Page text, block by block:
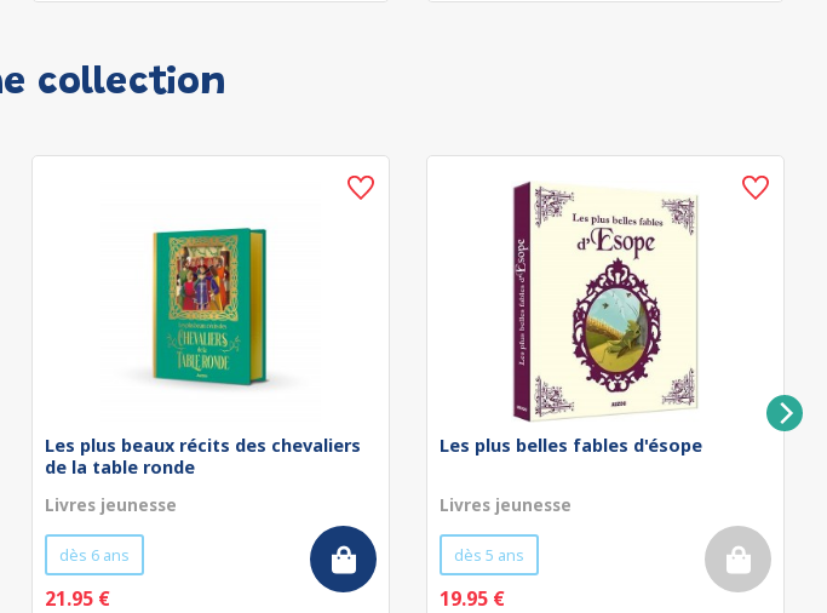
collection
Les plus beaux récits des chevaliers
de la table ronde
Livres jeunesse
dès 6 ans
21.95 €
Les plus belles fables d'ésope
Livres jeunesse
dès 5 ans
19.95 €